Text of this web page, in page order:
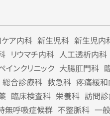
ア内科 新生児科 新生児内
リウマチ内科 人工透析内科
インクリニック 大腸肛門科
総合診療科 救急科 疼痛緩
臨床検査科 栄養科 訪問
無呼吸症候群 不整脈科 一